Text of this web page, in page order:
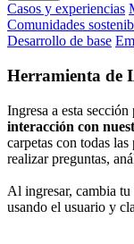
Casos y experiencias
Comunidades
Desarrollo de base
Herramienta de
Ingresa a esta
interacción con
carpetas con todas
realizar preguntas,
Al ingresar, cambia
usando el usuario y